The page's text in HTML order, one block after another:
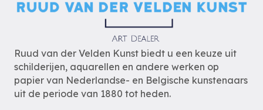
Ruud van der Velden Kunst biedt u een keuze uit
schilderijen, aquarellen en andere werken op
papier van Nederlandse- en Belgische kunstenaars
uit de periode van 1880 tot heden.